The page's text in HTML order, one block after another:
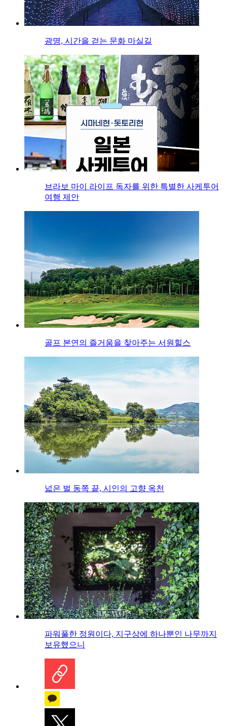
광명, 시간을 걷는 문화 마실길
브라보 마이 라이프 독자를 위한 특별한 사케투어
여행 제안
골프 본연의 즐거움을 찾아주는 서원힐스
넓은 벌 동쪽 끝, 시인의 고향 옥천
파워풀한 정원이다, 지구상에 하나뿐인 나무까지
보유했으니